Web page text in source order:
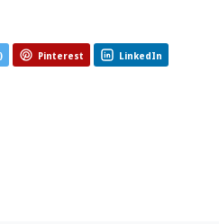
Pinterest LinkedIn